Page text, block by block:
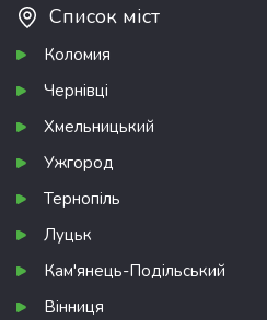
Список міст
Коломия
Чернівці
Хмельницький
Ужгород
Тернопіль
Луцьк
Кам'янець-Подільський
Вінниця